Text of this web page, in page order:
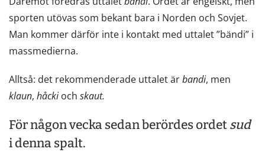
sporten utövas som bekant bara i Norden och Sovjet.
Man kommer därför inte i kontakt med uttalet ”bändi” i
massmedierna.
Alltså: det rekommenderade uttalet ärbandi, men
klaun, håcki och skaut.
För någon vecka sedan berördes ordetsud
i denna spalt.